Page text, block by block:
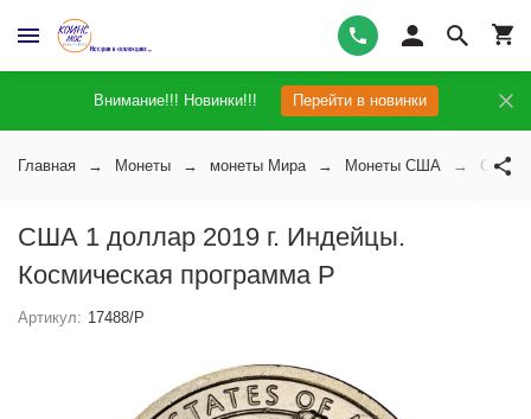
Внимание!!! Новинки!!! Перейти в новинки
Главная Монеты монеты Мира Монеты США США 1
США 1 доллар 2019 г. Индейцы.
Космическая программа P
Артикул: 17488/P